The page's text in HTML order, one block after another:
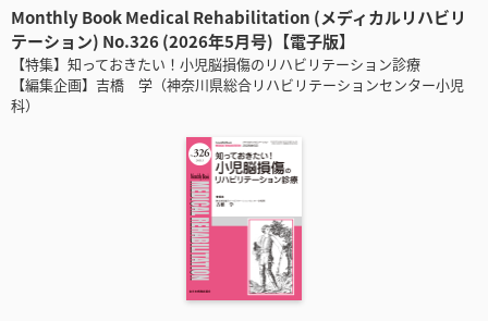
Monthly Book Medical Rehabilitation (メディカルリハビリ
テーション) No.326 (2026年5月号)【電子版】
【特集】知っておきたい！小児脳損傷のリハビリテーション診療
【編集企画】吉橋 学（神奈川県総合リハビリテーションセンター小児
科）